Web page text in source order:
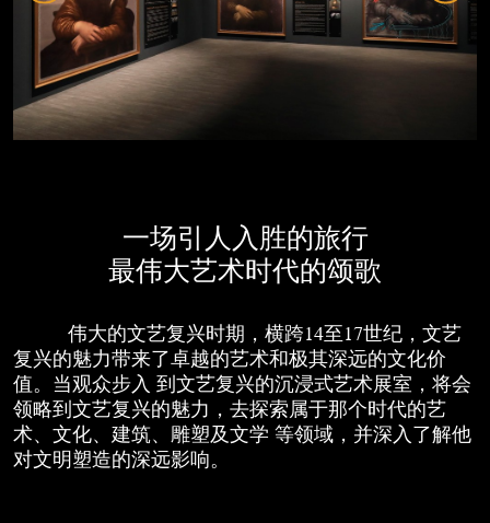
一场引人入胜的旅行
最伟大艺术时代的颂歌
伟大的文艺复兴时期，横跨14至17世纪，文艺
复兴的魅力带来了卓越的艺术和极其深远的文化价
值。当观众步入 到文艺复兴的沉浸式艺术展室，将会
领略到文艺复兴的魅力，去探索属于那个时代的艺
术、文化、建筑、雕塑及文学 等领域，并深入了解他
对文明塑造的深远影响。